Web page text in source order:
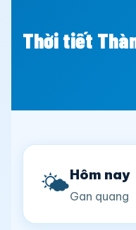
Thời tiết
🌤️Hôm nay
Gan quang